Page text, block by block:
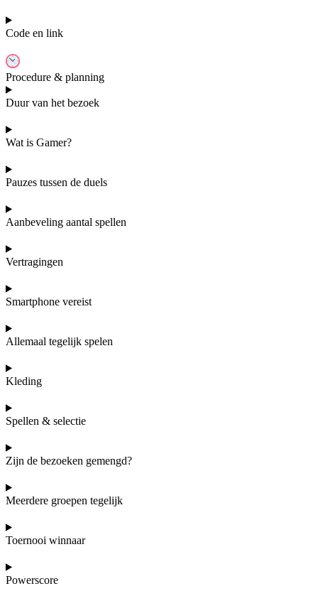
Code en link
Procedure & planning
Duur van het bezoek
Wat is Gamer?
Pauzes tussen de duels
Aanbeveling aantal spellen
Vertragingen
Smartphone vereist
Allemaal tegelijk spelen
Kleding
Spellen & selectie
Zijn de bezoeken gemengd?
Meerdere groepen tegelijk
Toernooi winnaar
Powerscore